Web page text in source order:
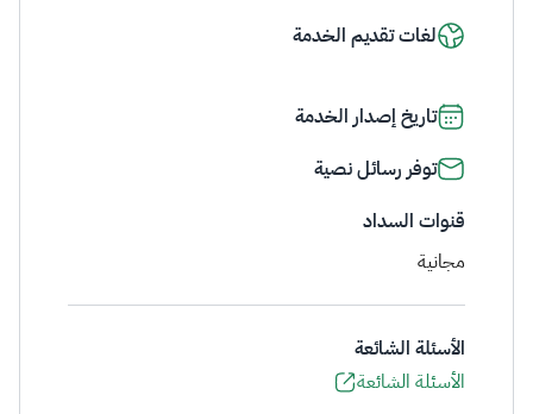
لغات تقديم الخدمة
تاريخ إصدار الخدمة
توفر رسائل نصية
قنوات السداد
مجانية
الأسئلة الشائعة
الأسئلة الشائعة